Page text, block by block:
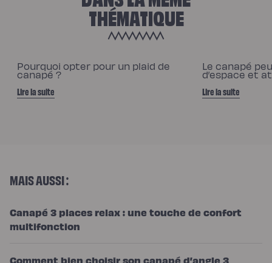
THÉMATIQUE
Pourquoi opter pour un plaid de
canapé ?
Lire la suite
Le canapé
d’espace et
Lire la suite
MAIS AUSSI :
Canapé 3 places relax : une touche de confort
multifonction
Comment bien choisir son canapé d’angle 3